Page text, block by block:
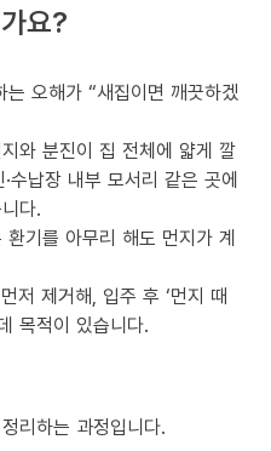
요?
오해가 “새집이면 깨끗하겠
와 분진이 집 전체에 얇게 깔
수납장 내부 모서리 같은 곳에
다.
기를 아무리 해도 먼지가 계
저 제거해, 입주 후 ‘먼지 때
목적이 있습니다.
리하는 과정입니다.